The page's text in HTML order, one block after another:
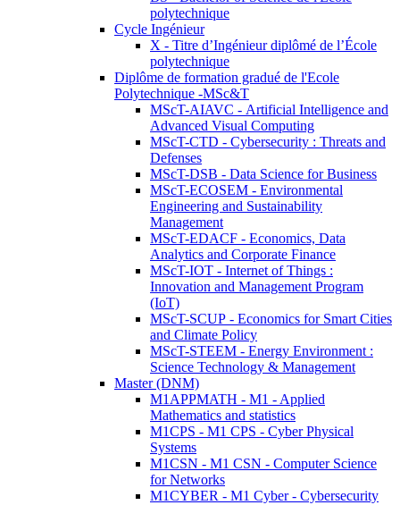
polytechnique
Cycle Ingénieur
X - Titre d’Ingénieur diplômé de l’École
polytechnique
Diplôme de formation gradué de l'Ecole
Polytechnique -MSc&T
MScT-AIAVC - Artificial Intelligence and
Advanced Visual Computing
MScT-CTD - Cybersecurity : Threats and
Defenses
MScT-DSB - Data Science for Business
MScT-ECOSEM - Environmental
Engineering and Sustainability
Management
MScT-EDACF - Economics, Data
Analytics and Corporate Finance
MScT-IOT - Internet of Things :
Innovation and Management Program
(IoT)
MScT-SCUP - Economics for Smart Cities
and Climate Policy
MScT-STEEM - Energy Environment :
Science Technology & Management
Master (DNM)
M1APPMATH - M1 - Applied
Mathematics and statistics
M1CPS - M1 CPS - Cyber Physical
Systems
M1CSN - M1 CSN - Computer Science
for Networks
M1CYBER - M1 Cyber - Cybersecurity